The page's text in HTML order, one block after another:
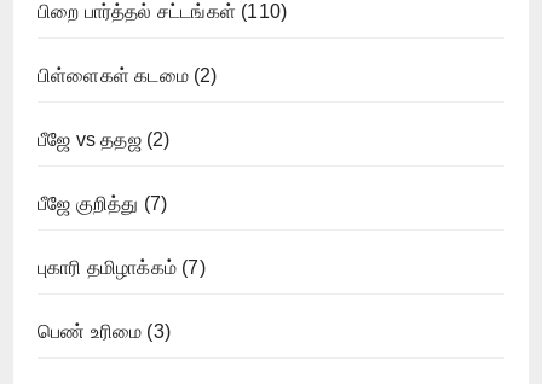
பிறை பார்த்தல் சட்டங்கள் (110)
பிள்ளைகள் கடமை(2)
பீஜே vs ததஜ(2)
பீஜே குறித்து (7)
புகாரி தமிழாக்கம் (7)
பெண் உரிமை (3)